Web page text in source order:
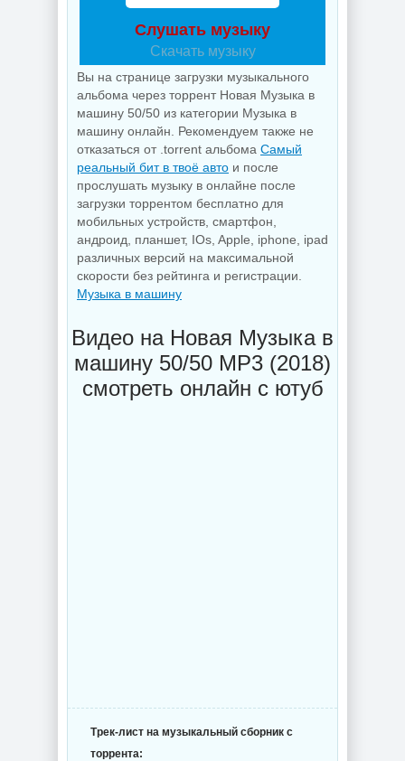
Слушать музыку
Скачать музыку
Вы на странице загрузки музыкального
альбома через торрент Новая Музыка в
машину 50/50 из категории Музыка в
машину онлайн. Рекомендуем также не
отказаться от .torrent альбома Самый
реальный бит в твоё авто и после
прослушать музыку в онлайне после
загрузки торрентом бесплатно для
мобильных устройств, смартфон,
андроид, планшет, IOs, Apple, iphone, ipad
различных версий на максимальной
скорости без рейтинга и регистрации.
Музыка в машину
Видео на Новая Музыка в
машину 50/50 MP3 (2018)
смотреть онлайн с ютуб
Трек-лист на музыкальный сборник с
торрента: